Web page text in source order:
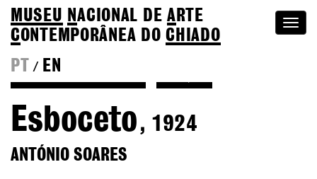
MUSEU NACIONAL DEA RTE
CONTEMPORÂNEA DOCHIADO
PT
/ EN
Esboceto , 1924
ANTÓNIO SOARES